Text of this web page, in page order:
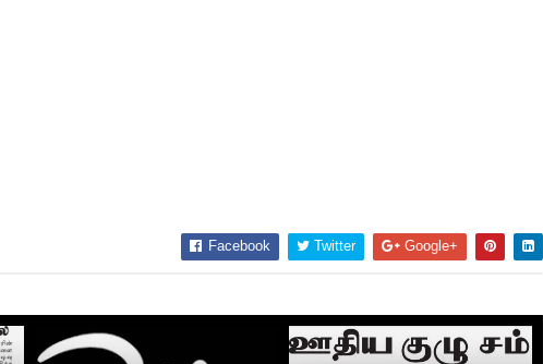
Facebook Twitter Google+